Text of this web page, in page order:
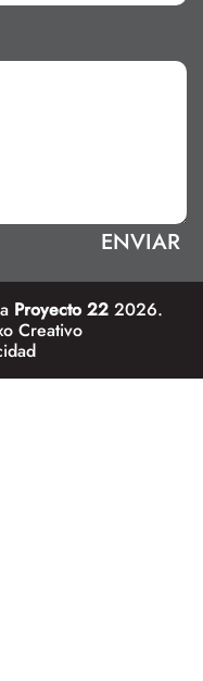
Proyecto 22 2026.
Creativo